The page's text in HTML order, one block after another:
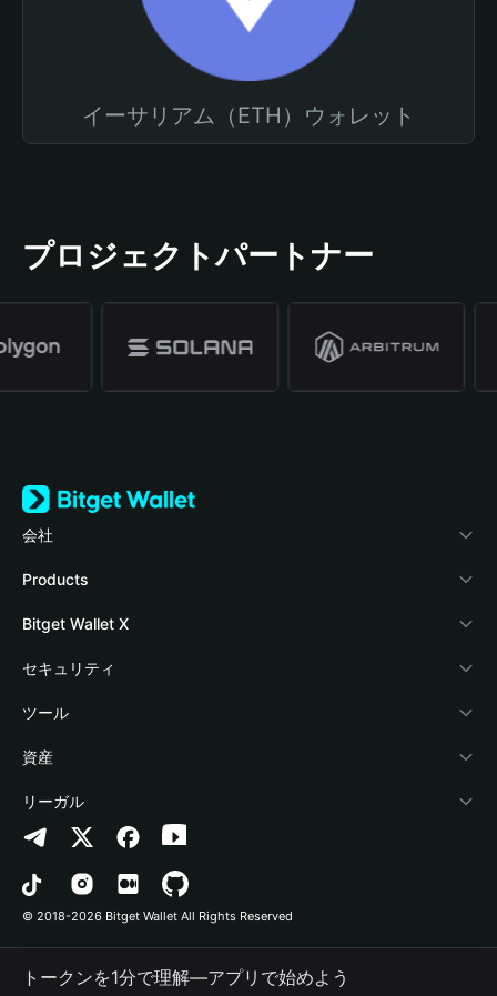
イーサリアム（ETH）ウォレット
プロジェクトパートナー
会社
Bitget Walletについて
ブログ
アカデミー
暗号資産ニュース
Help Center
お問い合わせ
ブランドリソース
キャリア
Products
Crypto Card
Stablecoin Earn
Payfi Crypto
Crypto Swap API
Altcoin Season Index
Prediction Markets
DApp
RWA
Bitget Wallet X
デベロッパー
ウォレットを接続
Bitget Wallet Pay
プロジェクトを掲載
セキュリティ
保護基金
セキュリティ技術
ツール
暗号資産を購入
認証検出
コントラクト検出
一括送金
資産
Arbitrum
Avalanche
Bitcoin
Polygon
リーガル
プライバシーポリシー
利用規約
© 2018-2026 Bitget Wallet All Rights Reserved
トークンを1分で理解―アプリで始めよう